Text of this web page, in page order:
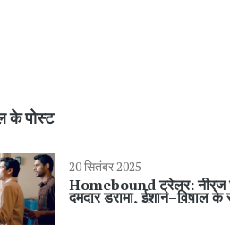
के पोस्ट
20 सितंबर 2025
Homebound ट्रेलर: नीरज
दमदार ड्रामा, ईशान–विषाल के
26 सितंबर को थिएटर्स में